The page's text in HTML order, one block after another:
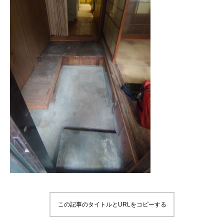
この記事のタイトルとURLをコピーする